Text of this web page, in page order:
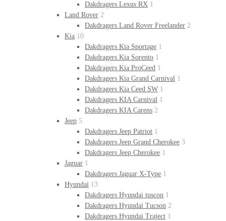
Dakdragers Lexus RX 1
Land Rover 2
Dakdragers Land Rover Freelander 2
Kia 10
Dakdragers Kia Sportage 1
Dakdragers Kia Sorento 1
Dakdragers Kia ProCeed 1
Dakdragers Kia Grand Carnival 1
Dakdragers Kia Ceed SW 1
Dakdragers KIA Carnival 1
Dakdragers KIA Carens 2
Jeep 5
Dakdragers Jeep Patriot 1
Dakdragers Jeep Grand Cherokee 3
Dakdragers Jeep Cherokee 1
Jaguar 1
Dakdragers Jaguar X-Type 1
Hyundai 13
Dakdragers Hyundai tuscon 1
Dakdragers Hyundai Tucson 2
Dakdragers Hyundai Traject 1